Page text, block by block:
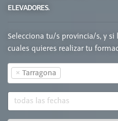
ELEVADORES.
Selecciona tu/s provincia/s, y si
cuales quieres realizar tu
× Tarragona